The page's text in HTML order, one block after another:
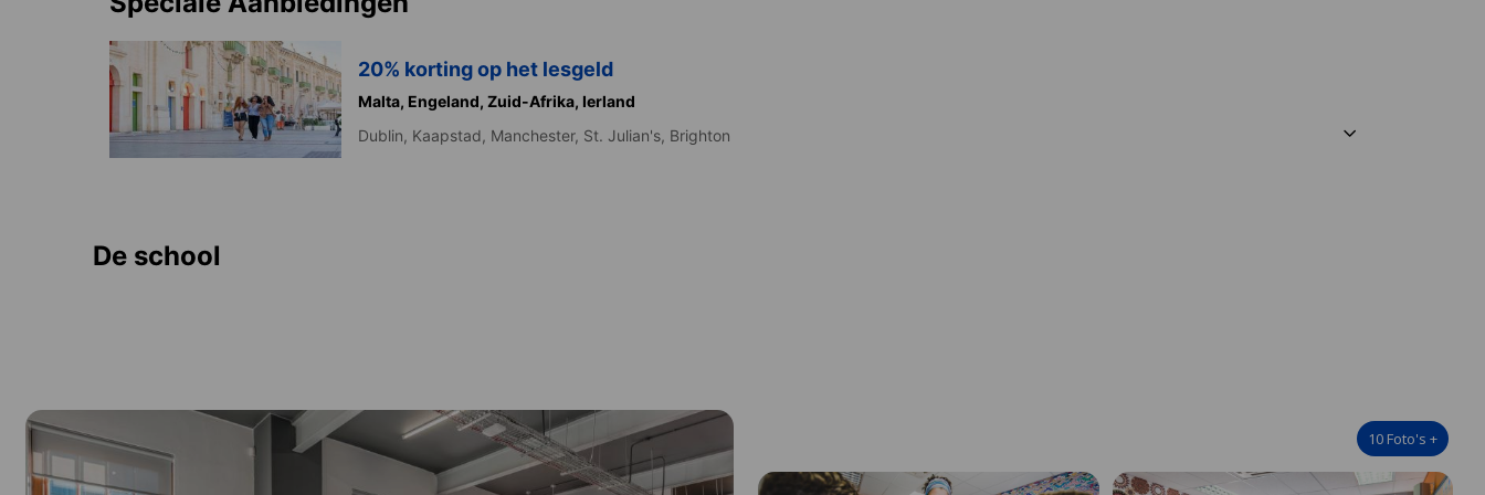
20% korting op het lesgeld
Malta, Engeland, Zuid-Afrika, Ierland
Dublin, Kaapstad, Manchester, St. Julian's, Brighton
De school
10 Foto's +